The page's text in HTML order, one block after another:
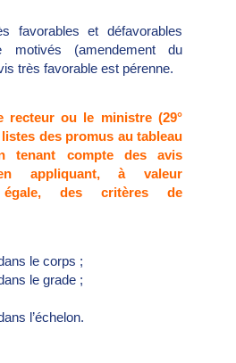
favorables et défavorables
motivés (amendement du
très favorable est pérenne.
recteur ou le ministre (29°
des promus au tableau
tenant compte des avis
appliquant, à valeur
égale, des critères de
le corps ;
le grade ;
l’échelon.